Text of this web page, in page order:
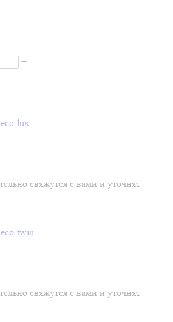
+
lux
свяжутся с вами и уточнят
twin
свяжутся с вами и уточнят